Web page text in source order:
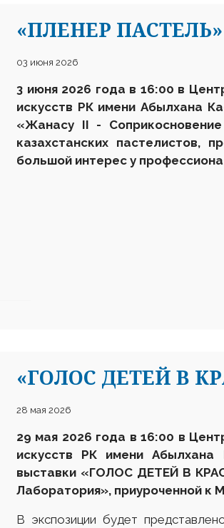
«ПЛЕНЕР ПАСТЕЛЬ»
03 июня 2026
3 июня 2026 года в 16:00 в
искусств РК имени Абылхана
«Жанасу II -
казахстанских пастелистов,
большой интерес у
«ГОЛОС ДЕТЕЙ В
28 мая 2026
29 мая 2026 года в 16:00 в
искусств РК имени Абылхана
выставки «ГОЛОС ДЕТЕЙ В
Лаборатория», приуроченной
В экспозиции будет